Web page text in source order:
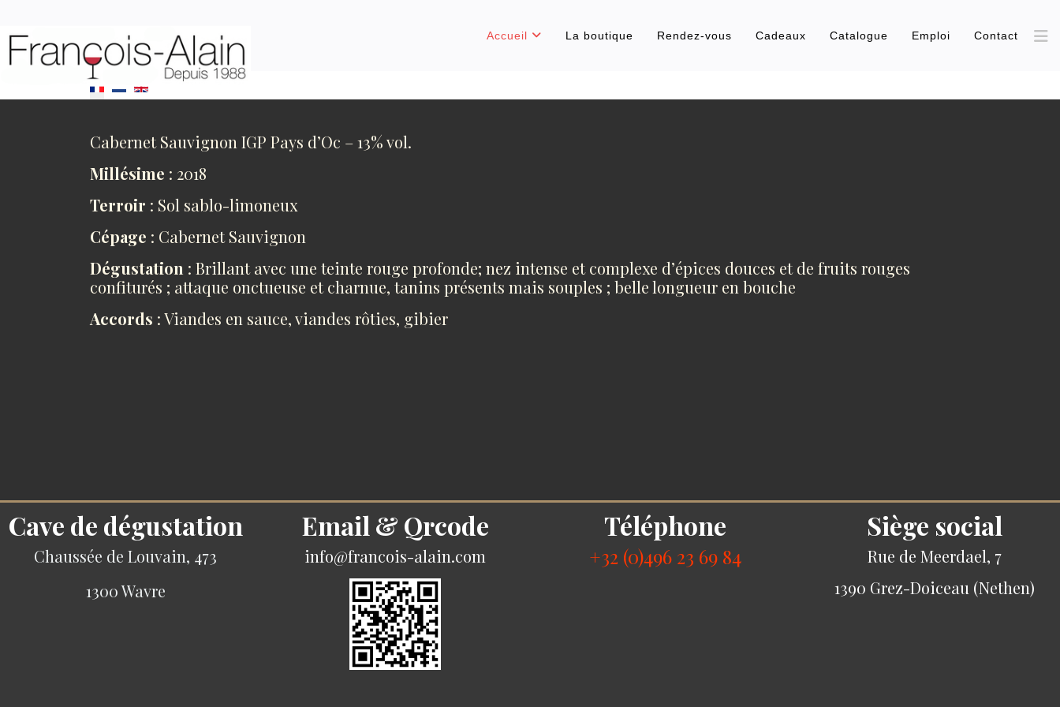
Accueil La boutique Rendez-vous Cadeaux Catalogue Emploi Contact
Sélectionnez votre langue
Cabernet Sauvignon IGP Pays d’Oc – 13% vol.
Millésime : 2018
Terroir : Sol sablo-limoneux
Cépage : Cabernet Sauvignon
Dégustation : Brillant avec une teinte rouge profonde; nez intense et complexe d’épices douces et de fruits rouges
confiturés ; attaque onctueuse et charnue, tanins présents mais souples ; belle longueur en bouche
Accords : Viandes en sauce, viandes rôties, gibier
Cave de dégustation
Chaussée de Louvain, 473
1300 Wavre
Email & Qrcode
info@francois-alain.com
Téléphone
+32 (0)496 23 69 84
Siège social
Rue de Meerdael, 7
1390 Grez-Doiceau (Nethen)